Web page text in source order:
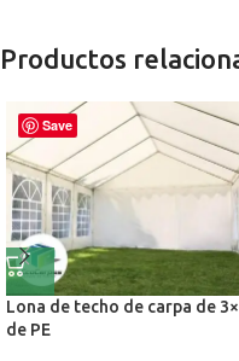
Productos
Save
Lona de techo de carpa de
de PE